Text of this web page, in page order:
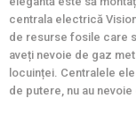
centrala electrică
de resurse fosile care
aveți nevoie de gaz
locuinței. Centralele
de putere, nu au